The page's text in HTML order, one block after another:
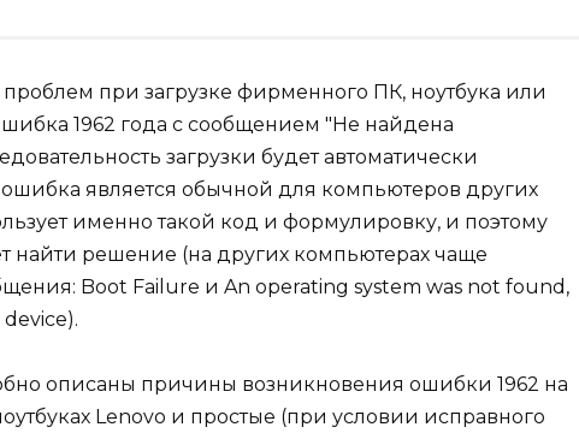
при загрузке фирменного ПК, ноутбука или
1962 года с сообщением "Не найдена
загрузки будет автоматически
ошибка является обычной для компьютеров других
именно такой код и формулировку, и поэтому
найти решение (на других компьютерах чаще
Boot Failure и An operating system was not found,
описаны причины возникновения ошибки 1962 на
Lenovo и простые (при условии исправного